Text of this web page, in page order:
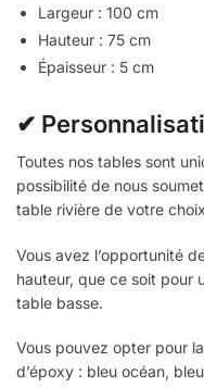
Largeur : 100 cm
Hauteur : 75 cm
Épaisseur : 5 cm
✔
Toutes nos tables sont
possibilité de nous
table rivière de votre
Vous avez l’opportunité
hauteur, que ce soit pour
table basse.
Vous pouvez opter pour
d’époxy : bleu océan,